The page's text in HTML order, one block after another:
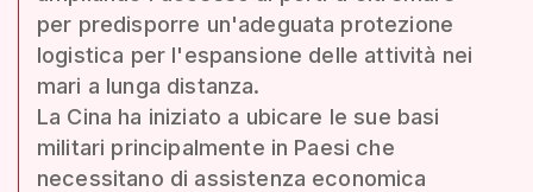
per predisporre un'adeguata protezione
logistica per l'espansione delle attività nei
mari a lunga distanza.
La Cina ha iniziato a ubicare le sue basi
militari principalmente in Paesi che
necessitano di assistenza economica